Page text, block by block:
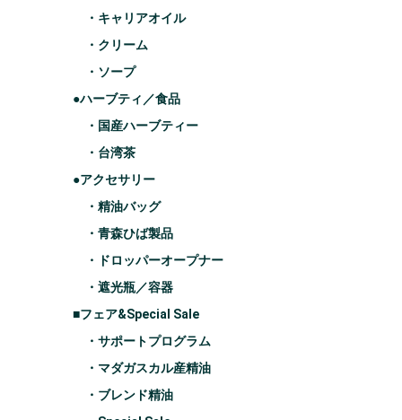
・キャリアオイル
・クリーム
・ソープ
●ハーブティ／食品
・国産ハーブティー
・台湾茶
●アクセサリー
・精油バッグ
・青森ひば製品
・ドロッパーオープナー
・遮光瓶／容器
■フェア&Special Sale
・サポートプログラム
・マダガスカル産精油
・ブレンド精油